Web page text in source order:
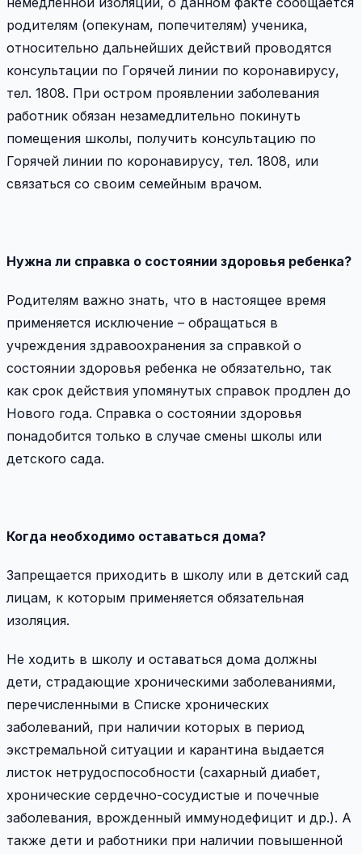
родителям (опекунам, попечителям) ученика,
относительно дальнейших действий проводятся
консультации по Горячей линии по коронавирусу,
тел. 1808. При остром проявлении заболевания
работник обязан незамедлительно покинуть
помещения школы, получить консультацию по
Горячей линии по коронавирусу, тел. 1808, или
связаться со своим семейным врачом.
Нужна ли справка о состоянии здоровья ребенка?
Родителям важно знать, что в настоящее время
применяется исключение – обращаться в
учреждения здравоохранения за справкой о
состоянии здоровья ребенка не обязательно, так
как срок действия упомянутых справок продлен до
Нового года. Справка о состоянии здоровья
понадобится только в случае смены школы или
детского сада.
Когда необходимо оставаться дома?
Запрещается приходить в школу или в детский сад
лицам, к которым применяется обязательная
изоляция.
Не ходить в школу и оставаться дома должны
дети, страдающие хроническими заболеваниями,
перечисленными в Списке хронических
заболеваний, при наличии которых в период
экстремальной ситуации и карантина выдается
листок нетрудоспособности (сахарный диабет,
хронические сердечно-сосудистые и почечные
заболевания, врожденный иммунодефицит и др.). А
также дети и работники при наличии повышенной